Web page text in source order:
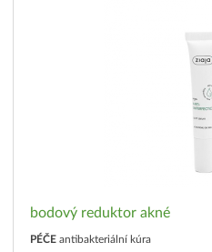
bodový reduktor akné
PÉČE antibakteriální kúra